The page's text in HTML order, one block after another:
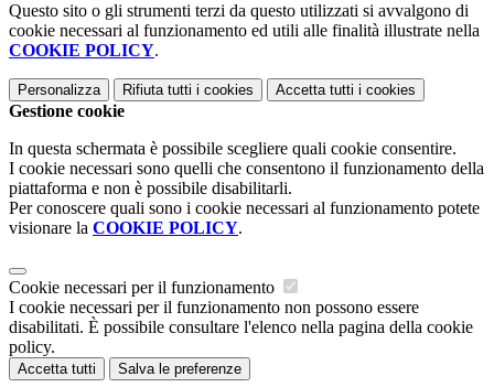
Questo sito o gli strumenti terzi da questo utilizzati si avvalgono di
cookie necessari al funzionamento ed utili alle finalità illustrate nella
COOKIE POLICY.
Personalizza Rifiuta tutti i cookies Accetta tutti i cookies
Gestione cookie
In questa schermata è possibile scegliere quali cookie consentire.
I cookie necessari sono quelli che consentono il funzionamento della
piattaforma e non è possibile disabilitarli.
Per conoscere quali sono i cookie necessari al funzionamento potete
visionare la COOKIE POLICY.
Cookie necessari per il funzionamento
I cookie necessari per il funzionamento non possono essere
disabilitati. È possibile consultare l'elenco nella pagina della cookie
policy.
Accetta tutti Salva le preferenze